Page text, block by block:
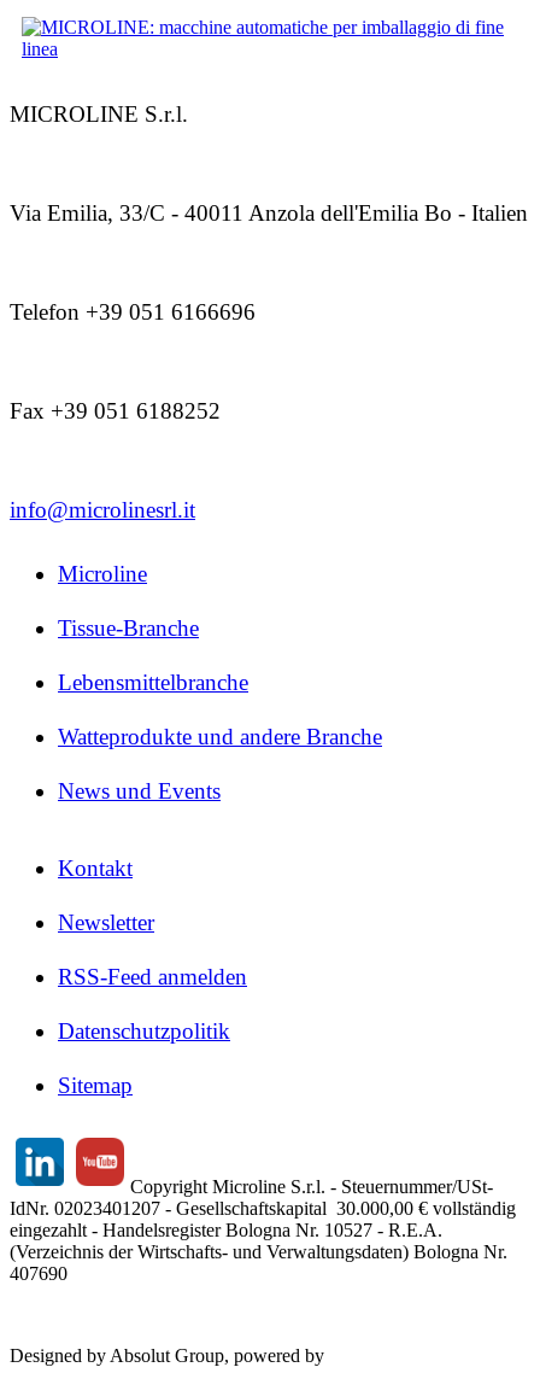
MICROLINE S.r.l.
Via Emilia, 33/C - 40011 Anzola dell'Emilia Bo - Italien
Telefon +39 051 6166696
Fax +39 051 6188252
info@microlinesrl.it
Microline
Tissue-Branche
Lebensmittelbranche
Watteprodukte und andere Branche
News und Events
Kontakt
Newsletter
RSS-Feed anmelden
Datenschutzpolitik
Sitemap
Copyright Microline S.r.l. - Steuernummer/USt-
IdNr. 02023401207 - Gesellschaftskapital 30.000,00 € vollständig
eingezahlt - Handelsregister Bologna Nr. 10527 - R.E.A.
(Verzeichnis der Wirtschafts- und Verwaltungsdaten) Bologna Nr.
407690
Designed by Absolut Group, powered by